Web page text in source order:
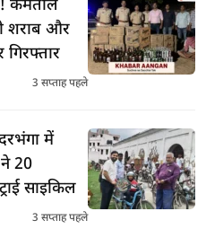
कमतौल
शराब और
3 सप्ताह पहले
में
20
साइकिल
3 सप्ताह पहले